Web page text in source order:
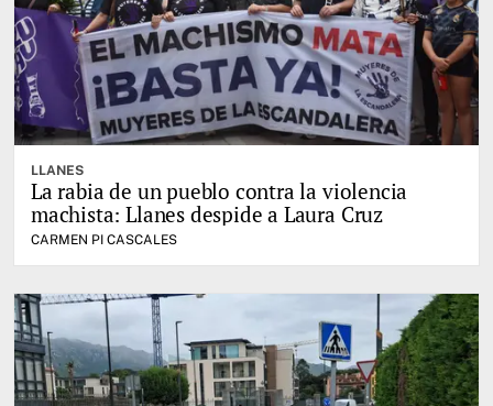
LLANES
La rabia de un pueblo contra la violencia
machista: Llanes despide a Laura Cruz
CARMEN PI CASCALES